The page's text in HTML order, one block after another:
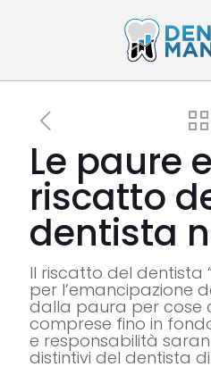
Le paure
riscatto
dentista
Il riscatto del dentista
per l’emancipazione
dalla paura per cose
comprese fino in
e responsabilità
distintivi del dentista